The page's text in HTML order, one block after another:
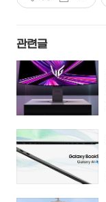
관련글